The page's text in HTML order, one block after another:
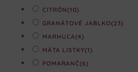
CITRÓN(10)
GRANÁTOVÉ JABLKO(23)
MARHUĽA(4)
MÄTA LISTKY(1)
POMARANČ(6)